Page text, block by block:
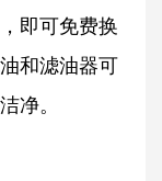
即可免费换
和滤油器可
净。